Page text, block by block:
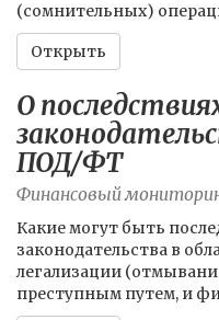
(сомнительных)
Открыть
О
ПОД/ФТ
Финансовый
Какие могут быть
законодательства в
легализации
преступным путем, и